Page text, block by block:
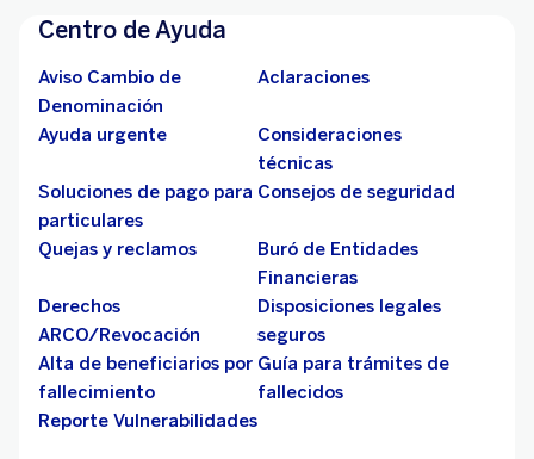
Centro de Ayuda
Aviso Cambio de
Denominación
Aclaraciones
Ayuda urgente
Consideraciones
técnicas
Soluciones de pago para
particulares
Consejos de seguridad
Quejas y reclamos
Buró de Entidades
Financieras
Derechos
ARCO/Revocación
Disposiciones legales
seguros
Alta de beneficiarios por
fallecimiento
Guía para trámites de
fallecidos
Reporte Vulnerabilidades